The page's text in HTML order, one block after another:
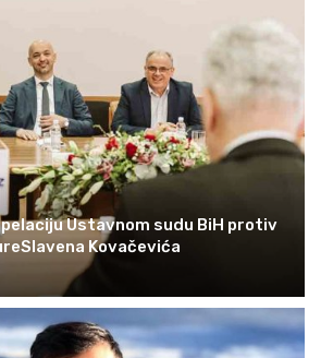
Ustavnom sudu BiH protiv
Kovačevića